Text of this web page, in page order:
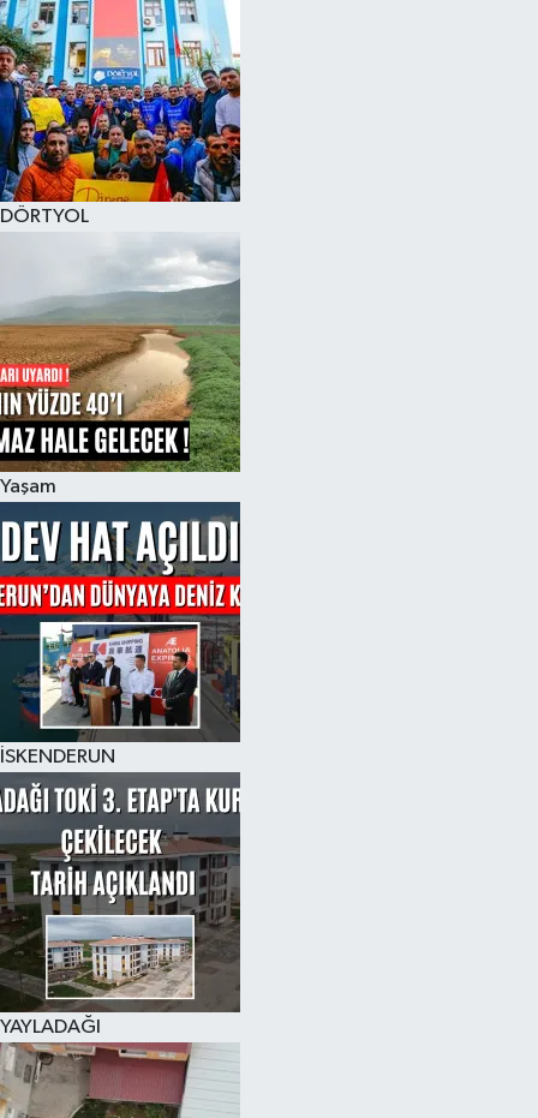
DÖRTYOL
Yaşam
İSKENDERUN
YAYLADAĞI